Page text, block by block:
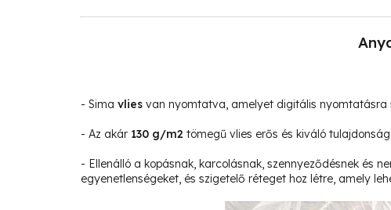
- Sima vlies van nyomtatva, amelyet digitális nyomtatásra
- Az akár 130 g/m2 tömegű vlies erős és kiváló
- Ellenálló a kopásnak, karcolásnak, szennyeződésnek és
egyenetlenségeket, és szigetelő réteget hoz létre, amely